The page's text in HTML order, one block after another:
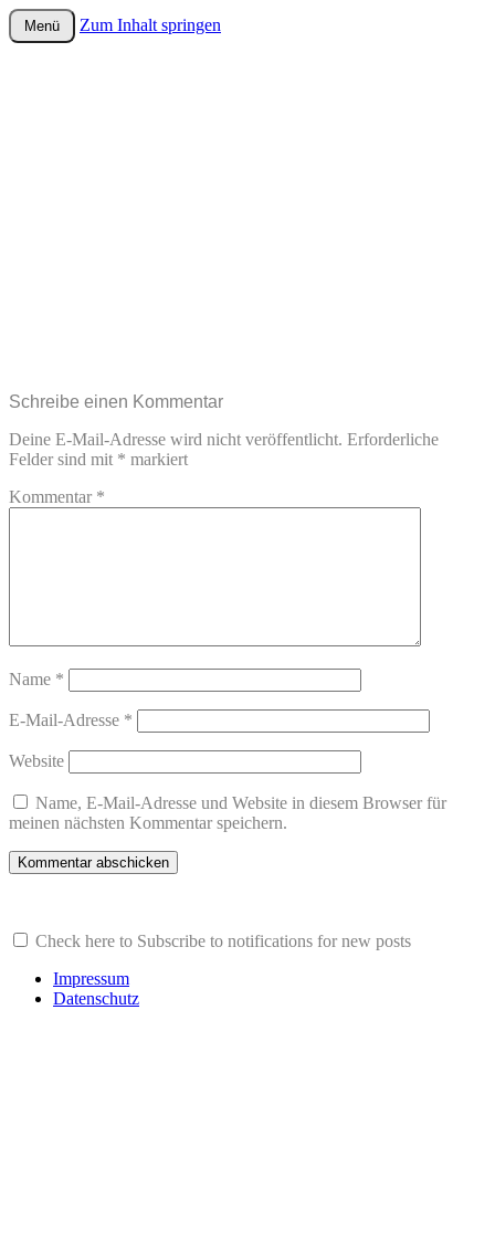
wurster-cartoon-blog.de
Menü Zum Inhalt springen
Schreibe einen Kommentar
Deine E-Mail-Adresse wird nicht veröffentlicht. Erforderliche
Felder sind mit * markiert
Kommentar *
Name *
E-Mail-Adresse *
Website
Name, E-Mail-Adresse und Website in diesem Browser für
meinen nächsten Kommentar speichern.
Check here to Subscribe to notifications for new posts
Impressum
Datenschutz